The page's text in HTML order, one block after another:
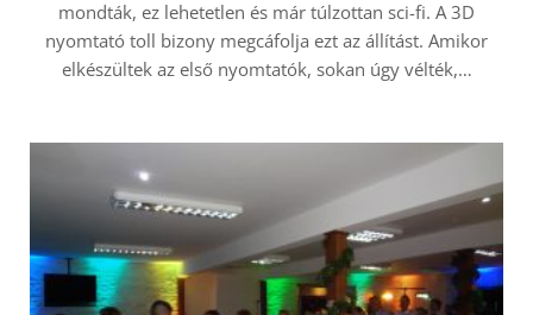
mondták, ez lehetetlen és már túlzottan sci-fi. A 3D
nyomtató toll bizony megcáfolja ezt az állítást. Amikor
elkészültek az első nyomtatók, sokan úgy vélték,…